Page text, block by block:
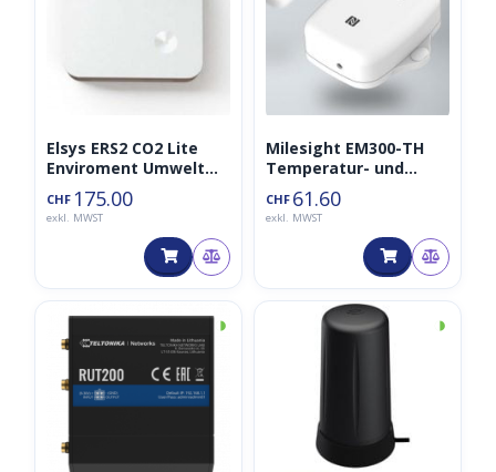
Elsys ERS2 CO2 Lite
Enviroment Umwelt
LoRaWAN Sensor
868MHz
CHF 175.00
exkl. MWST
Milesight EM300-TH
Temperatur- und
Luftfeuchtigkeitssens
or IP67 LoRaWAN
CHF 61.60
exkl. MWST
◑ ◑